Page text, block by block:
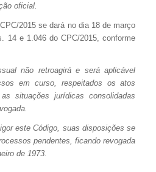
oficial.
2015 se dará no dia 18 de março
14 e 1.046 do CPC/2015, conforme
não retroagirá e será aplicável
em curso, respeitados os atos
situações jurídicas consolidadas
este Código, suas disposições se
pendentes, ficando revogada
de 1973.